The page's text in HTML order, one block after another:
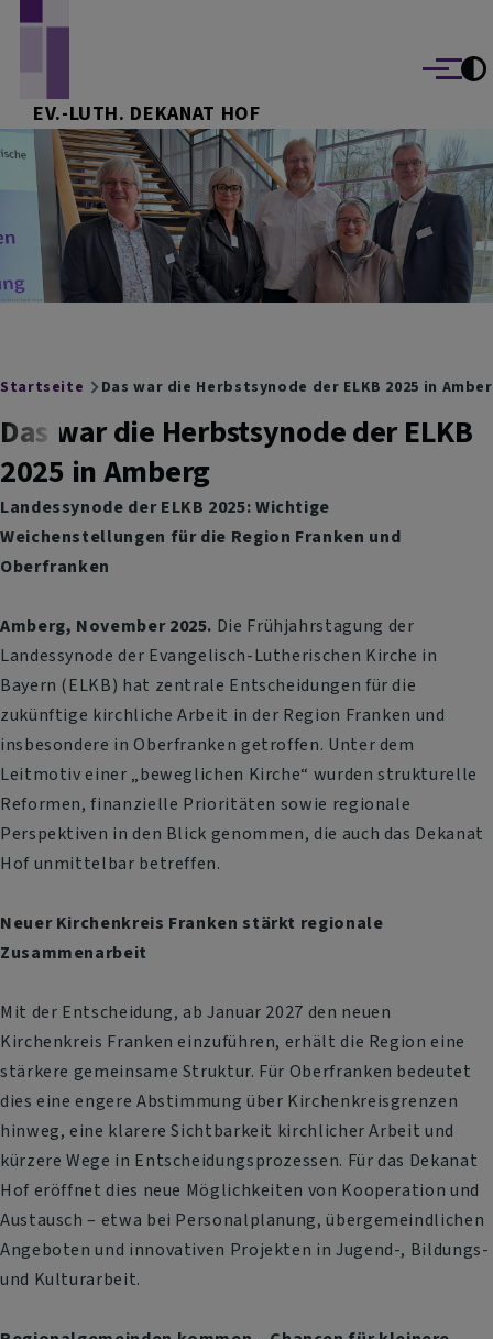
EV.-LUTH. DEKANAT HOF
Menü
Breadcrumb
Startseite Das war die Herbstsynode der ELKB 2025 in
Das war die Herbstsynode der ELKB
2025 in Amberg
Landessynode der ELKB 2025: Wichtige
Weichenstellungen für die Region Franken und
Oberfranken
Amberg, November 2025. Die Frühjahrstagung der
Landessynode der Evangelisch-Lutherischen Kirche in
Bayern (ELKB) hat zentrale Entscheidungen für die
zukünftige kirchliche Arbeit in der Region Franken und
insbesondere in Oberfranken getroffen. Unter dem
Leitmotiv einer „beweglichen Kirche“ wurden strukturelle
Reformen, finanzielle Prioritäten sowie regionale
Perspektiven in den Blick genommen, die auch das Dekanat
Hof unmittelbar betreffen.
Neuer Kirchenkreis Franken stärkt regionale
Zusammenarbeit
Mit der Entscheidung, ab Januar 2027 den neuen
Kirchenkreis Franken einzuführen, erhält die Region eine
stärkere gemeinsame Struktur. Für Oberfranken bedeutet
dies eine engere Abstimmung über Kirchenkreisgrenzen
hinweg, eine klarere Sichtbarkeit kirchlicher Arbeit und
kürzere Wege in Entscheidungsprozessen. Für das Dekanat
Hof eröffnet dies neue Möglichkeiten von Kooperation und
Austausch – etwa bei Personalplanung, übergemeindlichen
Angeboten und innovativen Projekten in Jugend-, Bildungs-
und Kulturarbeit.